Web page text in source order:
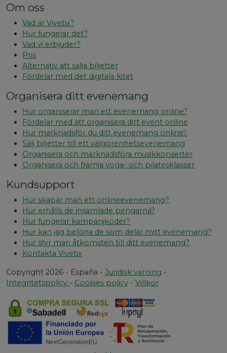
Om oss
Vad är Vivetix?
Hur fungerar det?
Vad vi erbjuder?
Pris
Alternativ att sälja biljetter
Fördelar med det digitala kitet
Organisera ditt evenemang
Hur organiserar man ett evenemang online?
Fördelar med att organisera ditt event online
Hur marknadsför du ditt evenemang online?
Sälj biljetter till ett välgörenhetsevenemang
Organisera och marknadsföra musikkonserter
Organisera och främja yoga- och pilatesklasser
Kundsupport
Hur skapar man ett onlineevenemang?
Hur erhålls de insamlade pengarna?
Hur fungerar kampanjkoder?
Hur kan jag belöna de som delar mitt evenemang?
Hur styr man åtkomsten till ditt evenemang?
Kontakta Vivetix
Copyright 2026 - España - Juridisk varning -
Integritetspolicy - Cookies policy - Villkor